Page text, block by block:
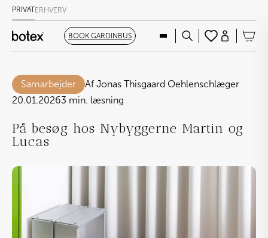
PRIVATERHVERV
BOOK GARDINBUS
Samarbejder
Af Jonas Thisgaard Oehlenschlæger
20.01.20263 min. læsning
På besøg hos Nybyggerne Martin og
Lucas